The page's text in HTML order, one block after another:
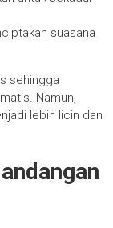
suasana
sehingga
Namun,
lebih licin dan